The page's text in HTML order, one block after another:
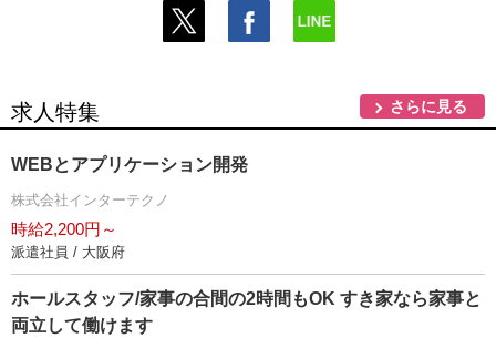
求人特集 さらに見る
WEBとアプリケーション開発
株式会社インターテクノ
時給2,200円～
派遣社員 / 大阪府
ホールスタッフ/家事の合間の2時間もOK すき家なら家事と
両立して働けます